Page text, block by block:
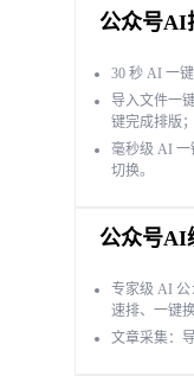
公众号AI
30 秒 AI 一
导入文件一
键完成排版；
毫秒级 AI
切换。
公众号AI
专家级 AI
速排、一键
文章采集：